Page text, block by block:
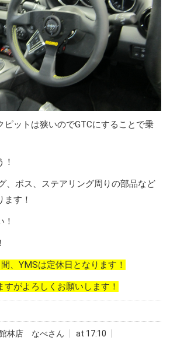
ピットは狭いのでGTCにすることで乗
、ボス、ステアリング周りの部品など
す！
、YMSは定休日となります！
がよろしくお願いします！
林店 なべさん
at 17:10